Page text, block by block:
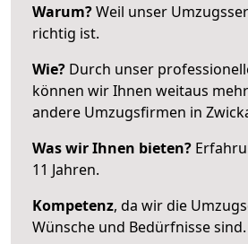
Warum?Weil unser
richtig ist.
Wie? Durch unser
können wir Ihnen weitaus
andere Umzugsfirmen in
Was wir Ihnen bieten?
11 Jahren.
Kompetenz, da wir die
Wünsche und Bedürfnisse sind.